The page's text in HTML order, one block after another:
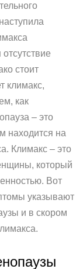
стоит
климакс,
как
– это
находится на
Климакс – это
который
Вот
указывают
и в скором